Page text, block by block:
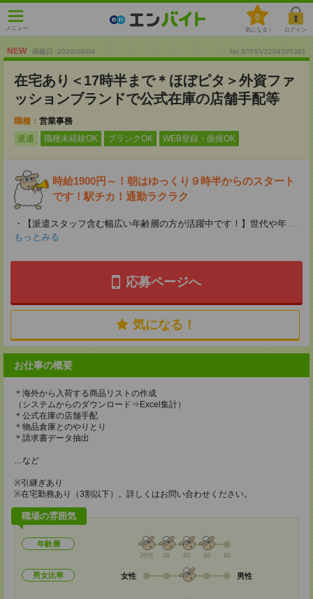
メニュー
0
気になる！ ログイン
NEW 掲載日 :2026/08/04 No.STFSV2204395381
在宅あり＜17時半まで＊ほぼピタ＞外資ファ
ッションブランドで公式在庫の店舗手配等
職種： 営業事務
派遣
職種未経験OK ブランクOK WEB登録・面接OK
時給1900円～！朝はゆっくり９時半からのスタート
です！駅チカ！通勤ラクラク
・【派遣スタッフ含む幅広い年齢層の方が活躍中です！】世代や年 ...
もっとみる
応募ページへ
気になる！
お仕事の概要
＊海外から入荷する商品リストの作成
（システムからのダウンロード⇒Excel集計）
＊公式在庫の店舗手配
＊物品倉庫とのやりとり
＊請求書データ抽出
…など
※引継ぎあり
※在宅勤務あり（3割以下）。詳しくはお問い合わせください。
職場の雰囲気
年齢層
20代 30 40 50 60
男女比率 女性 男性